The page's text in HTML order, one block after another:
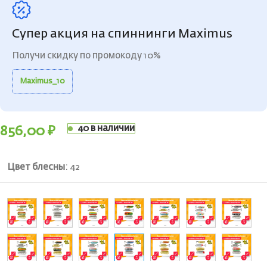
Супер акция на спиннинги Maximus
Получи скидку по промокоду 10%
Maximus_10
856,00 ₽ 40 в наличии
Цвет блесны: 42